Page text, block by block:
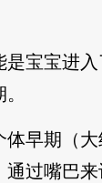
是宝宝进
早期（大
通过嘴巴